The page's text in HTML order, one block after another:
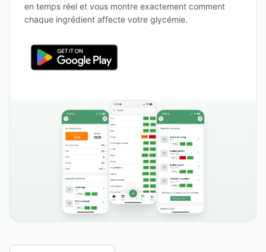
en temps réel et vous montre exactement comment
chaque ingrédient affecte votre glycémie.